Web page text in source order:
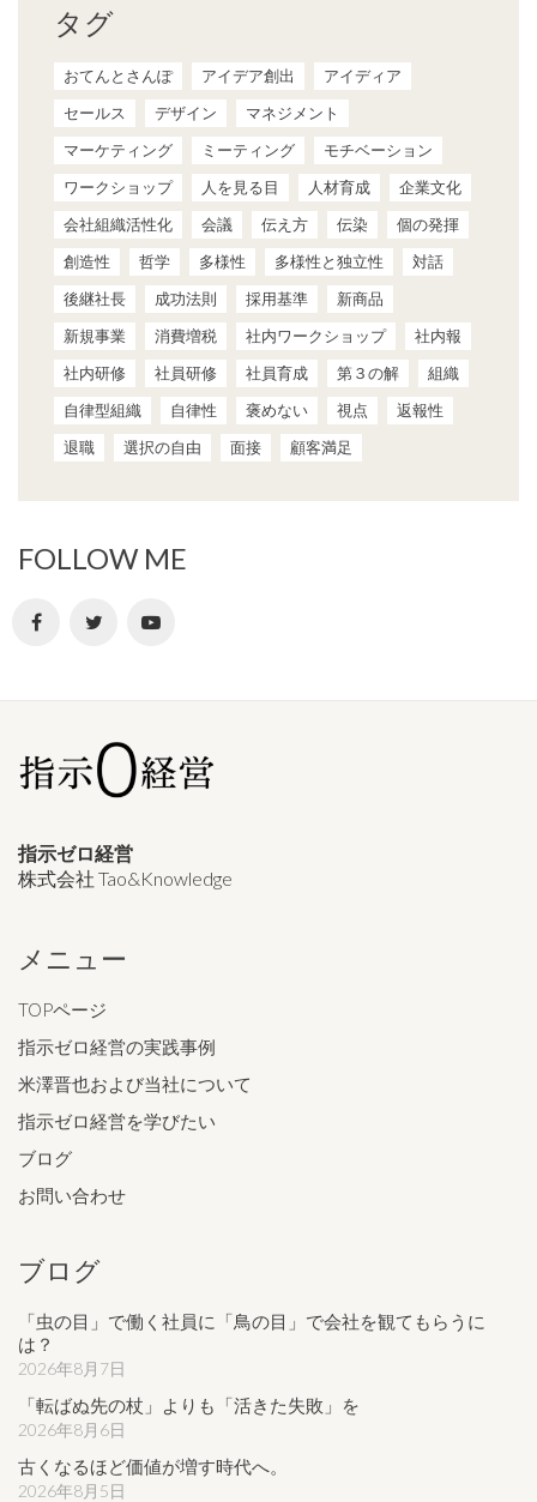
タグ
おてんとさんぽ アイデア創出
アイディア
セールス
デザイン
マネジメント
マーケティング
ミーティング
モチベーション
ワークショップ
人を見る目 人材育成
企業文化
会社組織活性化
会議 伝え方 伝染
個の発揮
創造性
哲学 多様性 多様性と独立性
対話
後継社長
成功法則 採用基準
新商品
新規事業
消費増税 社内ワークショップ
社内報
社内研修
社員研修 社員育成 第３の解
組織
自律型組織
自律性 褒めない 視点
返報性
退職
選択の自由 面接 顧客満足
FOLLOW ME
指示ゼロ経営
株式会社 Tao&Knowledge
メニュー
TOPページ
指示ゼロ経営の実践事例
米澤晋也および当社について
指示ゼロ経営を学びたい
ブログ
お問い合わせ
ブログ
「虫の目」で働く社員に「鳥の目」で会社を観てもらうに
は？
2026年8月7日
「転ばぬ先の杖」よりも「活きた失敗」を
2026年8月6日
古くなるほど価値が増す時代へ。
2026年8月5日